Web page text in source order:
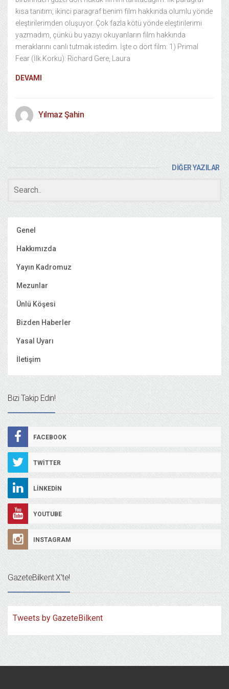
kısa tanıtım, ikinci paragraf benim film hakkında olumlu yönde
eleştirilerimden oluşuyor. Çok fazla kötü yönde eleştirilerimi
yazmadım, çünkü bu yazıyı okuyanların film hakkında
meraklarını canlı tutmak istedim. İşte o dört film: 1) Primal
Fear (İlk Korku): Richard Gere, Laura
DEVAMI
Yılmaz Şahin
DİĞER YAZILAR
Genel
Hakkımızda
Yayın Kadromuz
Mezunlar
Ünlü Köşesi
Bizden Haberler
Yasal Uyarı
İletişim
Bizi Takip Edin!
FACEBOOK
TWITTER
LINKEDIN
YOUTUBE
INSTAGRAM
GazeteBilkent X’te!
Tweets by GazeteBilkent